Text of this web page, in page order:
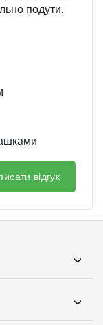
подути.
відгук